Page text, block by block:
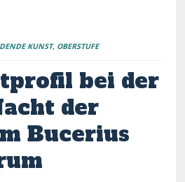
KUNST OBERSTUFE
bei der
der
Bucerius